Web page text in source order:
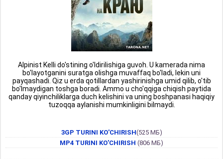
Alpinist Kelli do'stining o'ldirilishiga guvoh. U kamerada nima
bo'layotganini suratga olishga muvaffaq bo'ladi, lekin uni
payqashadi. Qiz u erda qotillardan yashirinishga umid qilib, o'tib
bo'lmaydigan toshga boradi. Ammo u cho'qqiga chiqish paytida
qanday qiyinchiliklarga duch kelishini va uning boshpanasi haqiqiy
tuzoqqa aylanishi mumkinligini bilmaydi.
3GP TURINI KO'CHIRISH(525 МБ)
MP4 TURINI KO'CHIRISH (806 МБ)